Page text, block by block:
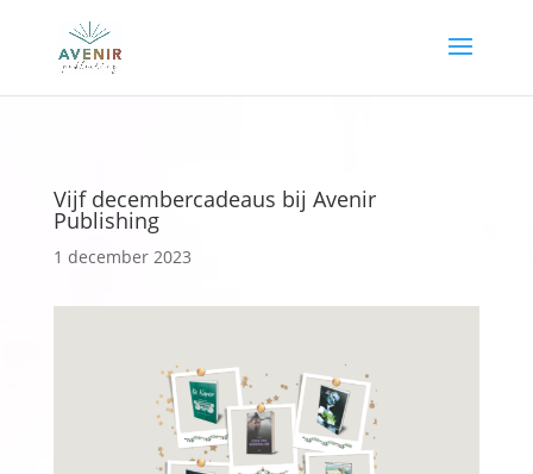
Vijf decembercadeaus bij Avenir
Publishing
1 december 2023